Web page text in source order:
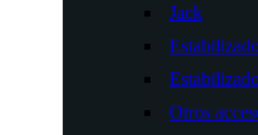
Jack
Otros